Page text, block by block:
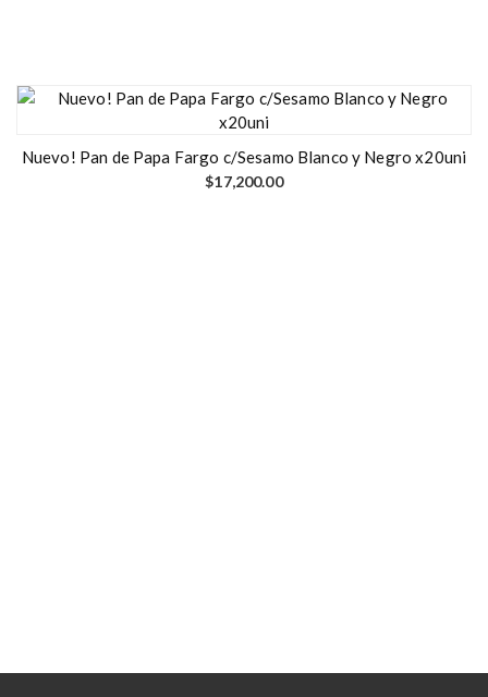
Nuevo! Pan de Papa Fargo c/Sesamo Blanco y Negro x20uni
$17,200.00